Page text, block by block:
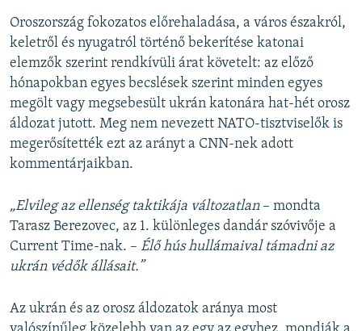
Oroszország fokozatos előrehaladása, a város északról,
keletről és nyugatról történő bekerítése katonai
elemzők szerint rendkívüli árat követelt: az előző
hónapokban egyes becslések szerint minden egyes
megölt vagy megsebesült ukrán katonára hat-hét orosz
áldozat jutott. Meg nem nevezett NATO-tisztviselők is
megerősítették ezt az arányt a CNN-nek adott
kommentárjaikban.
„Elvileg az ellenség taktikája változatlan– mondta
Tarasz Berezovec, az 1. különleges dandár szóvivője a
Current Time-nak. – Élő hús hullámaival támadni az
ukrán védők állásait.”
Az ukrán és az orosz áldozatok aránya most